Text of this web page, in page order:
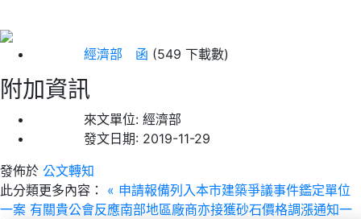
經濟部 函 (549 下載數)
附加資訊
來文單位: 經濟部
發文日期: 2019-11-29
發佈於 公文轉知
此分類更多內容：
« 申請報備列入本市建築爭議事件鑑定單位
一案 有關貴公會反應南部地區廠商亦接獲砂石價格調漲通知一